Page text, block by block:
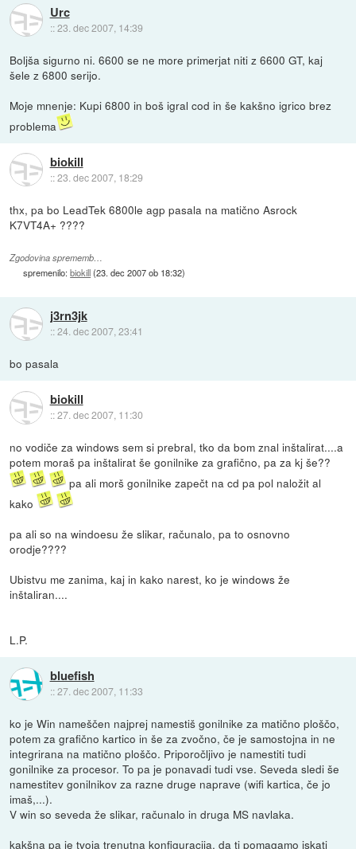
Urc
::23. dec 2007, 14:39
Boljša sigurno ni. 6600 se ne more primerjat niti z 6600 GT, kaj
šele z 6800 serijo.
Moje mnenje: Kupi 6800 in boš igral cod in še kakšno igrico brez
problema
biokill
::23. dec 2007, 18:29
thx, pa bo LeadTek 6800le agp pasala na matično Asrock
K7VT4A+ ????
Zgodovina sprememb…
spremenilo:biokill(23. dec 2007 ob 18:32)
j3rn3jk
::24. dec 2007, 23:41
bo pasala
biokill
::27. dec 2007, 11:30
no vodiče za windows sem si prebral, tko da bom znal inštalirat....a
potem moraš pa inštalirat še gonilnike za grafično, pa za kj še??
pa ali morš gonilnike zapečt na cd pa pol naložit al
kako
pa ali so na windoesu že slikar, računalo, pa to osnovno
orodje????
Ubistvu me zanima, kaj in kako narest, ko je windows že
inštaliran....
L.P.
bluefish
::27. dec 2007, 11:33
ko je Win nameščen najprej namestiš gonilnike za matično ploščo,
potem za grafično kartico in še za zvočno, če je samostojna in ne
integrirana na matično ploščo. Priporočljivo je namestiti tudi
gonilnike za procesor. To pa je ponavadi tudi vse. Seveda sledi še
namestitev gonilnikov za razne druge naprave (wifi kartica, če jo
imaš,...).
V win so seveda že slikar, računalo in druga MS navlaka.
kakšna pa je tvoja trenutna konfiguracija, da ti pomagamo iskati